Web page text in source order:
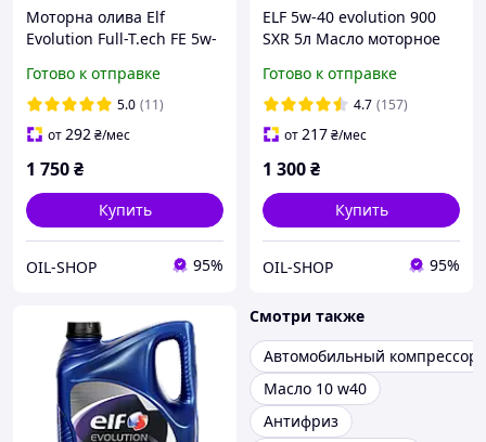
Моторна олива Elf
Evolution Full-T.ech FE 5w-
Готово к отправке
5.0 (11)
от292₴/мес
1 750₴
Купить
OIL-SHOP 95%
ELF 5w-40 evolution 900
SXR 5л Масло моторное
Готово к отправке
4.7 (157)
от217₴/мес
1 300₴
Купить
OIL-SHOP 95%
Смотри также
Автомобильный компрессор
Масло 10 w40
Антифриз